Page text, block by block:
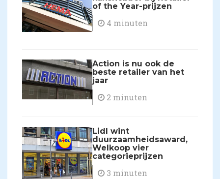
of the Year-prijzen
4 minuten
Action is nu ook de
beste retailer van het
jaar
2 minuten
Lidl wint
duurzaamheidsaward,
Welkoop vier
categorieprijzen
3 minuten